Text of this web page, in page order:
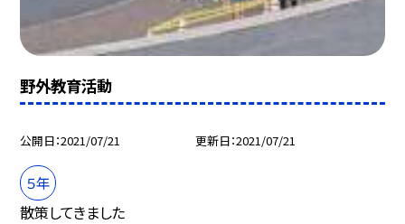
野外教育活動
公開日 2021/07/21 更新日 2021/07/21
５年
散策してきました